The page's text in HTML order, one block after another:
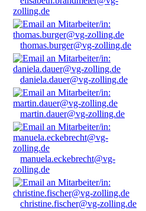
zolling.de
thomas.burger@vg-zolling.de
daniela.dauer@vg-zolling.de
martin.dauer@vg-zolling.de
manuela.eckebrecht@vg-
zolling.de
christine.fischer@vg-zolling.de